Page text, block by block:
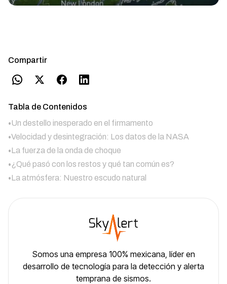
Compartir
Tabla de Contenidos
•Un destello inesperado en el firmamento
•Velocidad y desintegración: Los datos de la NASA
•La fuerza de la onda de choque
•¿Qué pasó con los restos y qué tan común es?
•La atmósfera: Nuestro escudo natural
Somos una empresa 100% mexicana, líder en
desarrollo de tecnología para la detección y alerta
temprana de sismos.